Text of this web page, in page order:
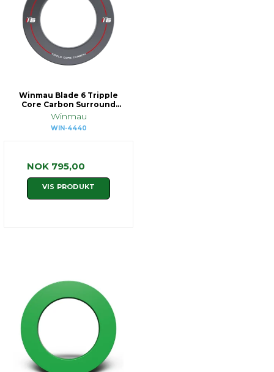
Winmau Blade 6 Tripple
Core Carbon Surround
(grå)
Winmau
WIN-4440
NOK 795,00
VIS PRODUKT